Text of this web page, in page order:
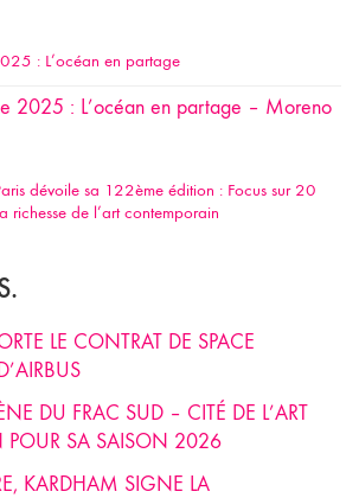
: L’océan en partage
2025 : L’océan en partage – Moreno
dévoile sa 122ème édition : Focus sur 20
de l’art contemporain
LE CONTRAT DE SPACE
DU FRAC SUD – CITÉ DE L’ART
POUR SA SAISON 2026
KARDHAM SIGNE LA